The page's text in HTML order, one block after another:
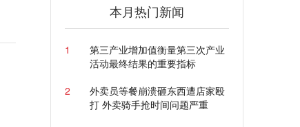
本月热门新闻
1
第三产业增加值衡量第三次产业
活动最终结果的重要指标
2
外卖员等餐崩溃砸东西遭店家殴
打 外卖骑手抢时间问题严重